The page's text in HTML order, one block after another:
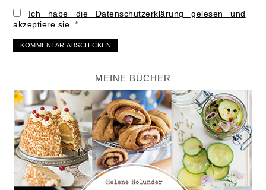
Ich habe die Datenschutzerklärung gelesen und
akzeptiere sie.*
MEINE BÜCHER